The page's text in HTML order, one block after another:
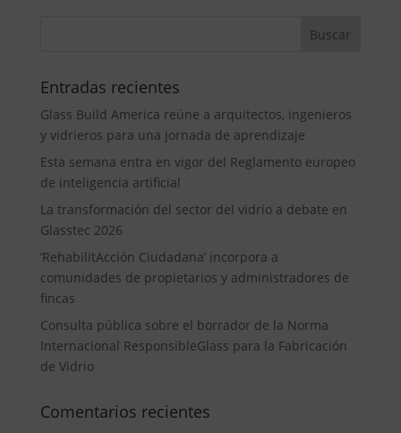
Entradas recientes
Glass Build America reúne a arquitectos, ingenieros
y vidrieros para una jornada de aprendizaje
Esta semana entra en vigor del Reglamento europeo
de inteligencia artificial
La transformación del sector del vidrio a debate en
Glasstec 2026
‘RehabilitAcción Ciudadana’ incorpora a
comunidades de propietarios y administradores de
fincas
Consulta pública sobre el borrador de la Norma
Internacional ResponsibleGlass para la Fabricación
de Vidrio
Comentarios recientes